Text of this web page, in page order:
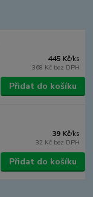
445 Kč/ks
368 Kč bez DPH
Přidat do košíku
39 Kč/ks
32 Kč bez DPH
Přidat do košíku